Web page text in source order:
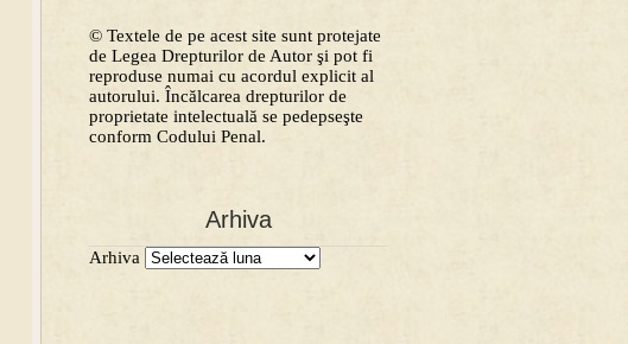
© Textele de pe acest site sunt protejate
de Legea Drepturilor de Autor şi pot fi
reproduse numai cu acordul explicit al
autorului. Încălcarea drepturilor de
proprietate intelectuală se pedepseşte
conform Codului Penal.
Arhiva
Arhiva